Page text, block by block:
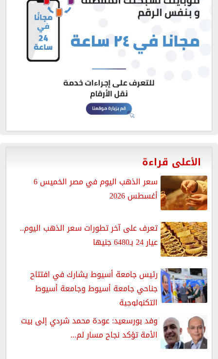
الأعلى قراءة
سعر الذهب اليوم في مصر الخميس 6
أغسطس 2026
تعرف على آخر تطورات سعر الذهب اليوم..
عيار 24 بـ6480 جنيها
رئيس جامعة أسيوط يشارك في افتتاح
جناحي جامعة أسيوط وجامعة أسيوط
التكنولوجية
وفد بورسعيد: عودة محمد شردي إلى بيت
الأمة تؤكد نجاح مسار لم...